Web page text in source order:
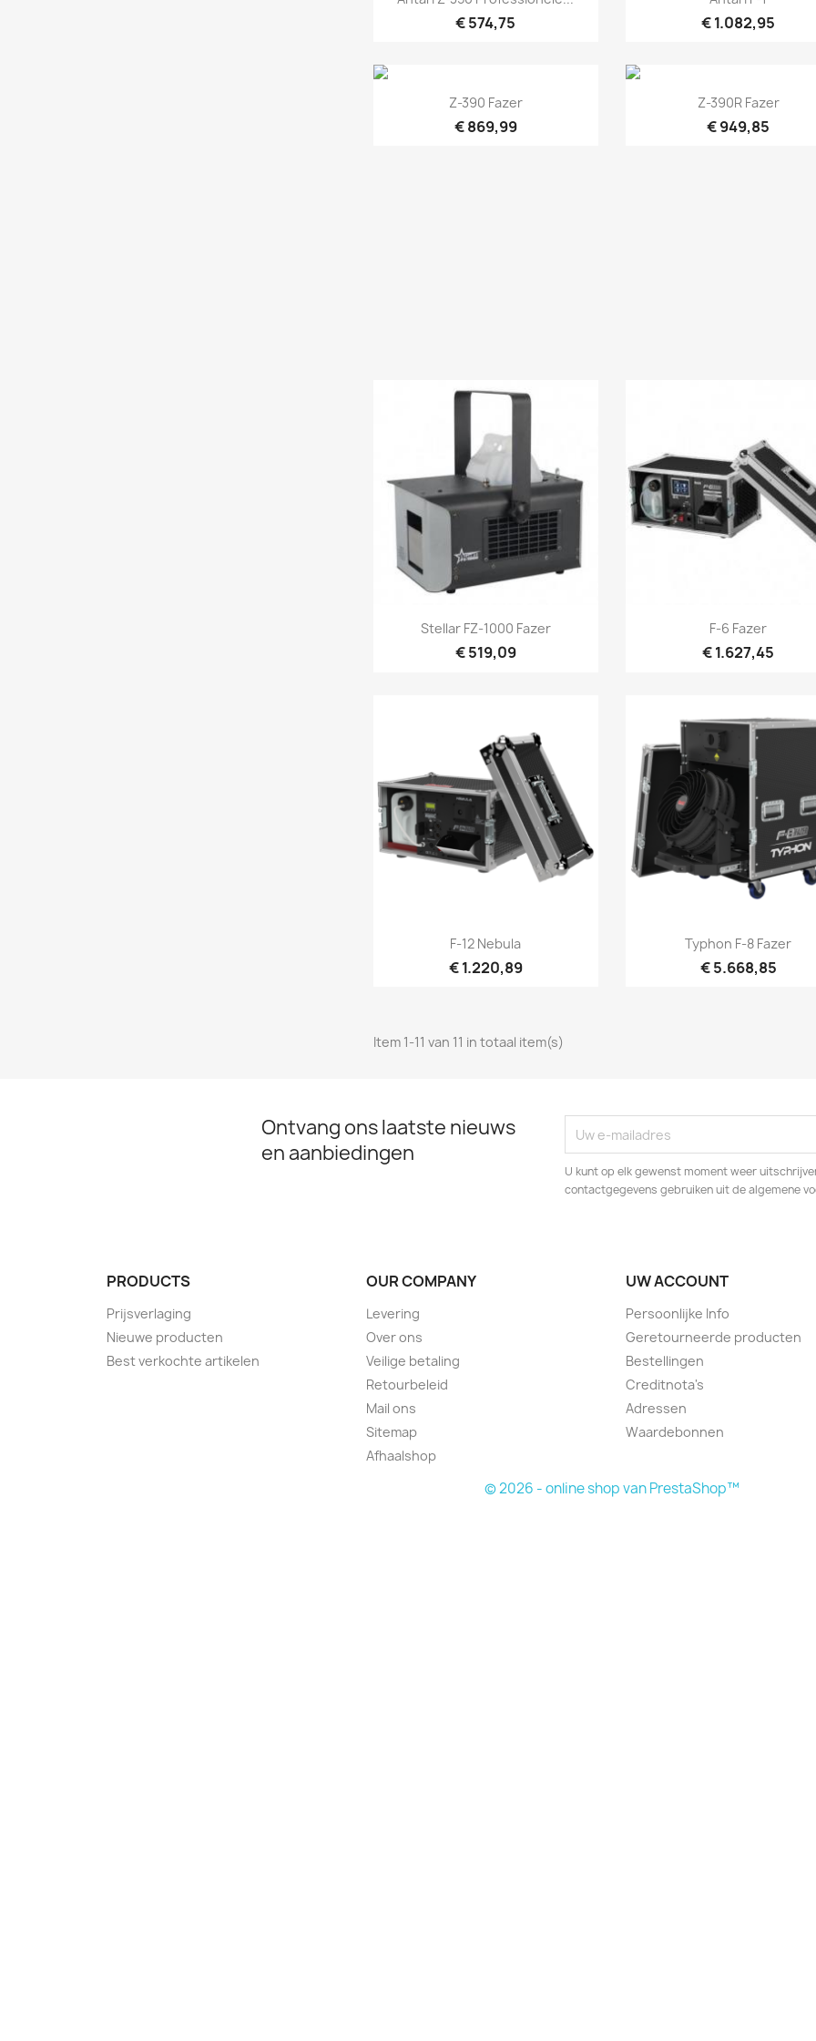
€ 574,75 € 1.082,95
Snel bekijken
Z-390 Fazer
€ 869,99
Snel bekijken
Z-390R Fazer
€ 949,85
Snel bekijken
Stellar FZ-1000 Fazer
€ 519,09
Snel bekijken
F-6 Fazer
€ 1.627,45
Snel bekijken
F-12 Nebula
€ 1.220,89
Snel bekijken
Typhon F-8 Fazer
€ 5.668,85
Item 1-11 van 11 in totaal item(s)
Ontvang ons laatste nieuws
en aanbiedingen
U kunt op elk gewenst moment weer
contactgegevens gebruiken uit de algemene
PRODUCTS
Prijsverlaging
Nieuwe producten
Best verkochte artikelen
OUR COMPANY
Levering
Over ons
Veilige betaling
Retourbeleid
Mail ons
Sitemap
Afhaalshop
UW ACCOUNT
Persoonlijke Info
Geretourneerde producten
Bestellingen
Creditnota's
Adressen
Waardebonnen
© 2026 - online shop van PrestaShop™